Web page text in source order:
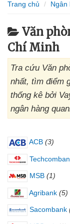
Trang chủ Ngân
Văn
Chí Minh
Tra cứu Văn
nhất, tìm điểm
thống kê bởi
ngân hàng
ACB (3)
MSB (1)
Agribank (5)
Sacombank